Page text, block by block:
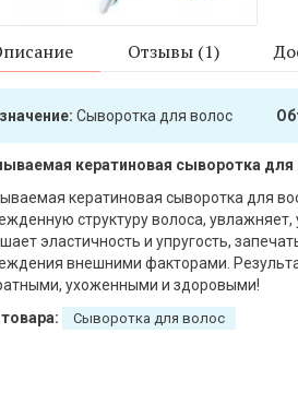
Отзывы (1)
Сыворотка для волос
кератиновая сыворотка для
кератиновая сыворотка для
структуру волоса,
эластичность и упругость,
внешними факторами.
ухоженными и здоровыми!
Сыворотка для волос